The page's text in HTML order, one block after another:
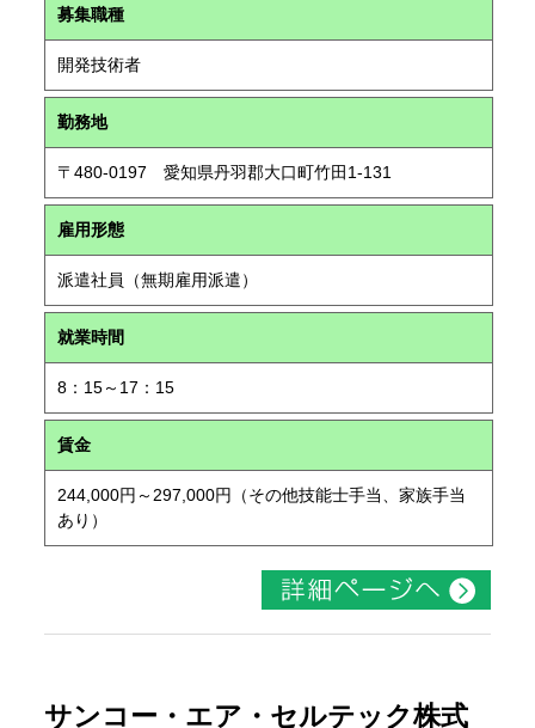
募集職種
開発技術者
勤務地
〒480-0197 愛知県丹羽郡大口町竹田1-131
雇用形態
派遣社員（無期雇用派遣）
就業時間
8：15～17：15
賃金
244,000円～297,000円（その他技能士手当、家族手当
あり）
サンコー・エア・セルテック株式